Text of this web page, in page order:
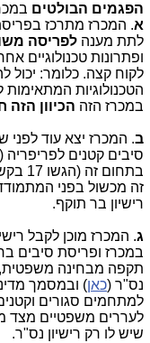
הפגמים הבולטים
א. המכרז מתרכז
לתת מענה לפריסה
ופתרונות טכנולוגיים
לקוח קצה. כלומר: יכול
הטכנולוגיות המתאימות
במכרז הזה הכיוון הזה
ב. המכרז יצא עוד לפני
סיבים קטנים לפריפריה
זה מכשול בפני
רישיון בר תוקף.
ג. המכרז מוכן לקבל
במכרז ופריסת סיבים
תקפה מבחינה משפטית,
נס"ר (כאן) ובמסמך
למתחמים סגורים
לעררים משפטיים מצד
שיש לו רק רישיון נס"ר.